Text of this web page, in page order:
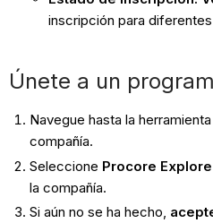
inscripción para
Únete a un
Navegue hasta la herramienta
compañía.
Seleccione Procore Explore
la compañía.
Si aún no se ha hecho,